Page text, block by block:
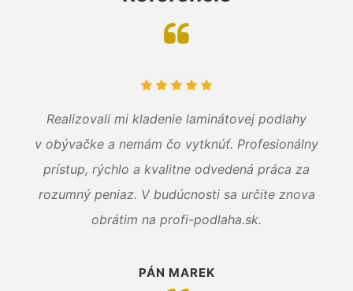
Realizovali mi kladenie laminátovej podlahy
v obývačke a nemám čo vytknúť. Profesionálny
prístup, rýchlo a kvalitne odvedená práca za
rozumný peniaz. V budúcnosti sa určite znova
obrátim na profi-podlaha.sk.
PÁN MAREK